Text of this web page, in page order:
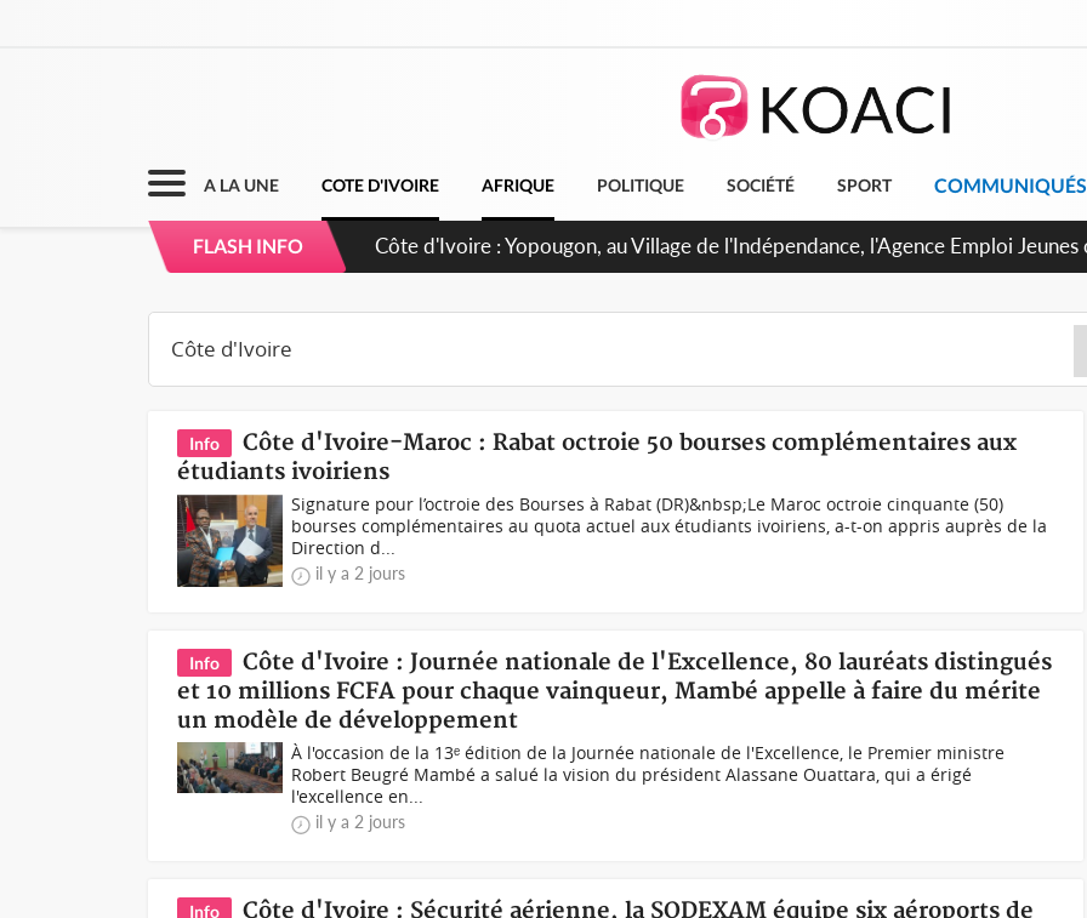
A LA UNE COTE D'IVOIRE AFRIQUE POLITIQUE SOCIÉTÉ SPORT COMMUNIQUÉS
FLASH INFO
Info
Côte d'Ivoire-Maroc : Rabat octroie 50 bourses complémentaires aux
étudiants ivoiriens
Signature pour l’octroie des Bourses à Rabat (DR)&nbsp;Le Maroc octroie cinquante (50)
bourses complémentaires au quota actuel aux étudiants ivoiriens, a-t-on appris auprès de la
Direction d...
il y a 2 jours
Info
Côte d'Ivoire : Journée nationale de l'Excellence, 80 lauréats distingués
et 10 millions FCFA pour chaque vainqueur, Mambé appelle à faire du mérite
un modèle de développement
À l'occasion de la 13ᵉ édition de la Journée nationale de l'Excellence, le Premier ministre
Robert Beugré Mambé a salué la vision du président Alassane Ouattara, qui a érigé
l'excellence en...
il y a 2 jours
Info
Côte d'Ivoire : Sécurité aérienne, la SODEXAM équipe six aéroports de